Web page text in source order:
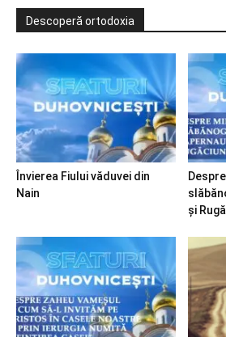
Descoperă ortodoxia
Învierea Fiului văduvei din
Nain
și